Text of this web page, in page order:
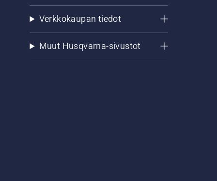
Verkkokaupan tiedot
Muut Husqvarna-sivustot